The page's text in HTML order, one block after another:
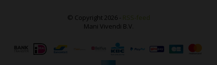
© Copyright 2026 - RSS-feed
Mani Vivendi B.V.